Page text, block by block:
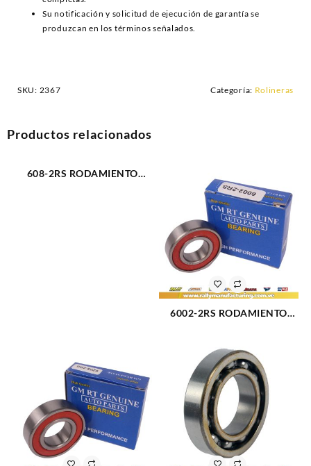
Su notificación y solicitud de ejecución de garantía se
produzcan en los términos señalados.
SKU: 2367 Categoría: Rolineras
Productos relacionados
608-2RS RODAMIENTO
6002-2RS RODAMIENTO